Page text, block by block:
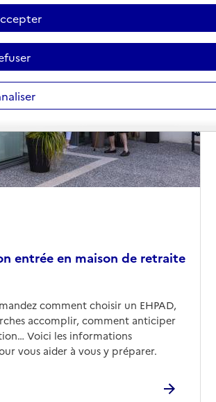
entrée en maison de retraite
comment choisir un EHPAD,
accomplir, comment anticiper
Voici les informations
vous aider à vous y préparer.